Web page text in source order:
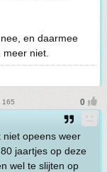
en daarmee
niet.
165
niet opeens weer
jaartjes op deze
wel te slijten op